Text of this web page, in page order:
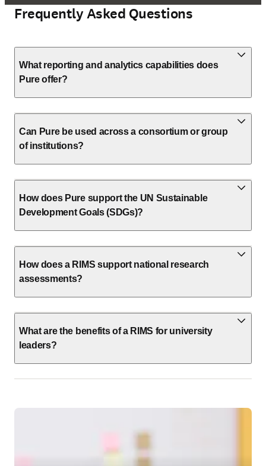
Frequently Asked Questions
What reporting and analytics capabilities does
Pure offer?
Can Pure be used across a consortium or group
of institutions?
How does Pure support the UN Sustainable
Development Goals (SDGs)?
How does a RIMS support national research
assessments?
What are the benefits of a RIMS for university
leaders?